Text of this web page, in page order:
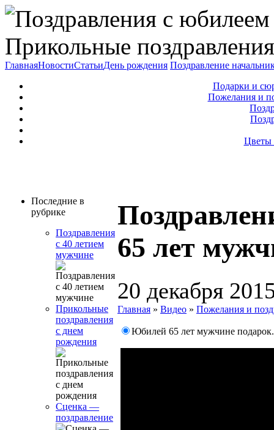
Прикольные
ГлавнаяНовостиСтатьиДень рождения Поздравление
Подарки и
Пожелания и
Цветы
Последние в
рубрике
Поздравления
с 40 летием
мужчине
Прикольные
поздравления
с днем
рождения
Сценка —
поздравление
65 лет
20 декабря
Главная » Видео » Пожелания и
Юбилей 65 лет мужчине